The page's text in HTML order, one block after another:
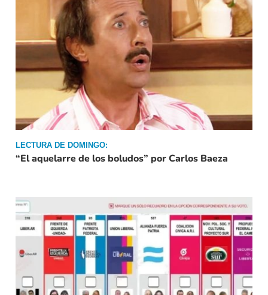
LECTURA DE DOMINGO:
“El aquelarre de los boludos” por Carlos Baeza